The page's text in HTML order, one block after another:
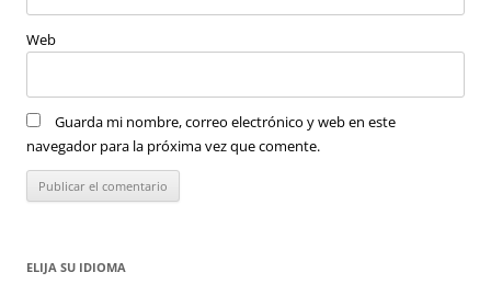
Web
Guarda mi nombre, correo electrónico y web en este
navegador para la próxima vez que comente.
ELIJA SU IDIOMA